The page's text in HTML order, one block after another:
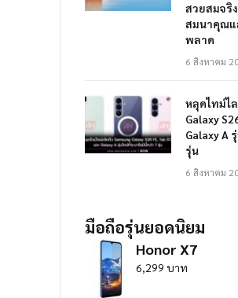
สวยสมจริ
สมนาคุณแ
พลาด
6 สิงหาคม
หลุดไทม์ไ
Galaxy
Galaxy A
รุ่น
6 สิงหาคม
มือถือรุ่นยอดนิยม
Honor X7
6,299 บาท